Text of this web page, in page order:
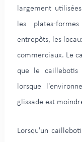
largement
les plates-
entrepôts, les
commerciaux. Le
que le caillebotis
lorsque
glissade est
Lorsqu'un